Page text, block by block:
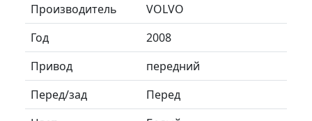
Производитель
VOLVO
Год
2008
Привод
передний
Перед/зад
Перед